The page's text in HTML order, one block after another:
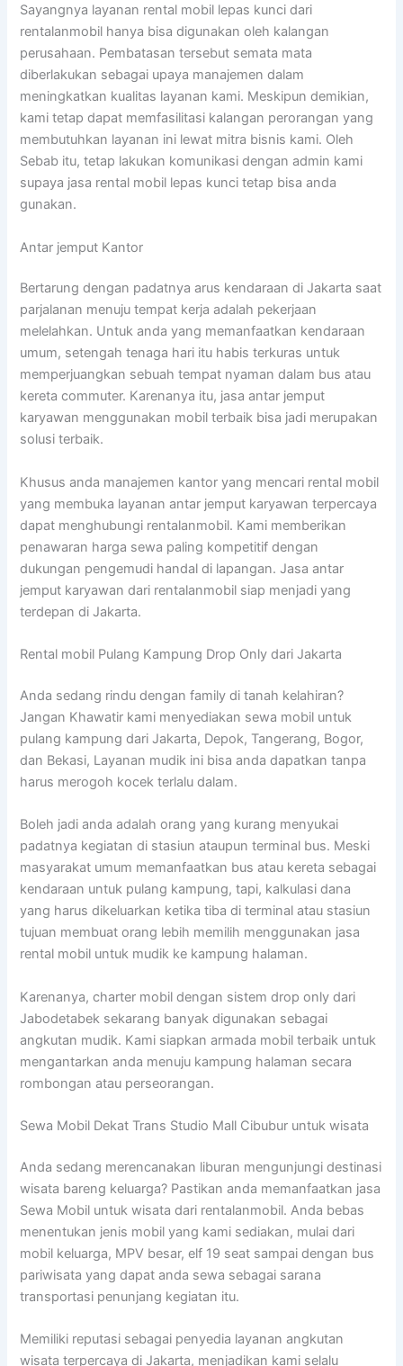
Sayangnya layanan rental mobil lepas kunci dari
rentalanmobil hanya bisa digunakan oleh kalangan
perusahaan. Pembatasan tersebut semata mata
diberlakukan sebagai upaya manajemen dalam
meningkatkan kualitas layanan kami. Meskipun demikian,
kami tetap dapat memfasilitasi kalangan perorangan yang
membutuhkan layanan ini lewat mitra bisnis kami. Oleh
Sebab itu, tetap lakukan komunikasi dengan admin kami
supaya jasa rental mobil lepas kunci tetap bisa anda
gunakan.
Antar jemput Kantor
Bertarung dengan padatnya arus kendaraan di Jakarta saat
parjalanan menuju tempat kerja adalah pekerjaan
melelahkan. Untuk anda yang memanfaatkan kendaraan
umum, setengah tenaga hari itu habis terkuras untuk
memperjuangkan sebuah tempat nyaman dalam bus atau
kereta commuter. Karenanya itu, jasa antar jemput
karyawan menggunakan mobil terbaik bisa jadi merupakan
solusi terbaik.
Khusus anda manajemen kantor yang mencari rental mobil
yang membuka layanan antar jemput karyawan terpercaya
dapat menghubungi rentalanmobil. Kami memberikan
penawaran harga sewa paling kompetitif dengan
dukungan pengemudi handal di lapangan. Jasa antar
jemput karyawan dari rentalanmobil siap menjadi yang
terdepan di Jakarta.
Rental mobil Pulang Kampung Drop Only dari Jakarta
Anda sedang rindu dengan family di tanah kelahiran?
Jangan Khawatir kami menyediakan sewa mobil untuk
pulang kampung dari Jakarta, Depok, Tangerang, Bogor,
dan Bekasi, Layanan mudik ini bisa anda dapatkan tanpa
harus merogoh kocek terlalu dalam.
Boleh jadi anda adalah orang yang kurang menyukai
padatnya kegiatan di stasiun ataupun terminal bus. Meski
masyarakat umum memanfaatkan bus atau kereta sebagai
kendaraan untuk pulang kampung, tapi, kalkulasi dana
yang harus dikeluarkan ketika tiba di terminal atau stasiun
tujuan membuat orang lebih memilih menggunakan jasa
rental mobil untuk mudik ke kampung halaman.
Karenanya, charter mobil dengan sistem drop only dari
Jabodetabek sekarang banyak digunakan sebagai
angkutan mudik. Kami siapkan armada mobil terbaik untuk
mengantarkan anda menuju kampung halaman secara
rombongan atau perseorangan.
Sewa Mobil Dekat Trans Studio Mall Cibubur untuk wisata
Anda sedang merencanakan liburan mengunjungi destinasi
wisata bareng keluarga? Pastikan anda memanfaatkan jasa
Sewa Mobil untuk wisata dari rentalanmobil. Anda bebas
menentukan jenis mobil yang kami sediakan, mulai dari
mobil keluarga, MPV besar, elf 19 seat sampai dengan bus
pariwisata yang dapat anda sewa sebagai sarana
transportasi penunjang kegiatan itu.
Memiliki reputasi sebagai penyedia layanan angkutan
wisata terpercaya di Jakarta, menjadikan kami selalu